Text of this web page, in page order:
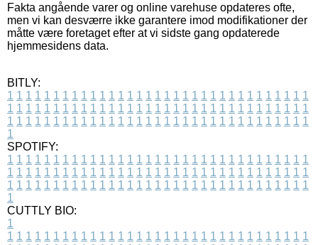
Fakta angående varer og online varehuse opdateres ofte,
men vi kan desværre ikke garantere imod modifikationer der
måtte være foretaget efter at vi sidste gang opdaterede
hjemmesidens data.
BITLY:
1 1 1 1 1 1 1 1 1 1 1 1 1 1 1 1 1 1 1 1 1 1 1 1 1 1 1 1 1 1 1 1 1
1 1 1 1 1 1 1 1 1 1 1 1 1 1 1 1 1 1 1 1 1 1 1 1 1 1 1 1 1 1 1 1 1
1 1 1 1 1 1 1 1 1 1 1 1 1 1 1 1 1 1 1 1 1 1 1 1 1 1 1 1 1 1 1 1 1
1
SPOTIFY:
1 1 1 1 1 1 1 1 1 1 1 1 1 1 1 1 1 1 1 1 1 1 1 1 1 1 1 1 1 1 1 1 1
1 1 1 1 1 1 1 1 1 1 1 1 1 1 1 1 1 1 1 1 1 1 1 1 1 1 1 1 1 1 1 1 1
1 1 1 1 1 1 1 1 1 1 1 1 1 1 1 1 1 1 1 1 1 1 1 1 1 1 1 1 1 1 1 1 1
1
CUTTLY BIO:
1
1 1 1 1 1 1 1 1 1 1 1 1 1 1 1 1 1 1 1 1 1 1 1 1 1 1 1 1 1 1 1 1 1